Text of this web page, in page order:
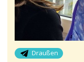
Draußen